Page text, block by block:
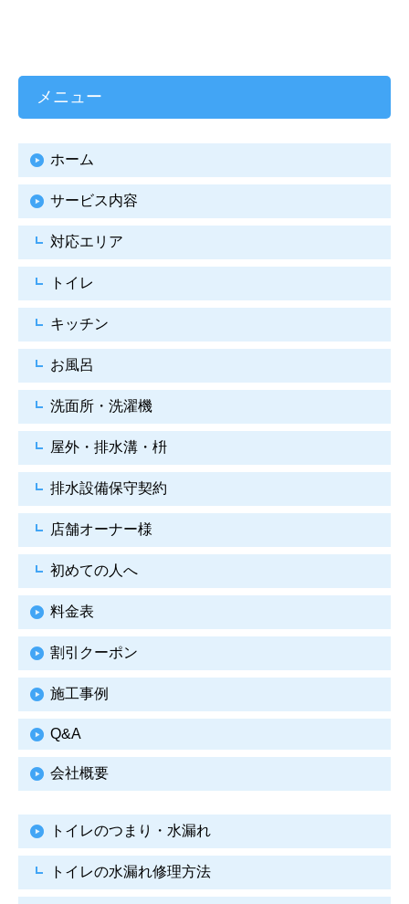
メニュー
ホーム
サービス内容
対応エリア
トイレ
キッチン
お風呂
洗面所・洗濯機
屋外・排水溝・枡
排水設備保守契約
店舗オーナー様
初めての人へ
料金表
割引クーポン
施工事例
Q&A
会社概要
トイレのつまり・水漏れ
トイレの水漏れ修理方法